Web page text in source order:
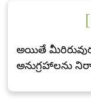
అయితే
అనుగ్రహాలను